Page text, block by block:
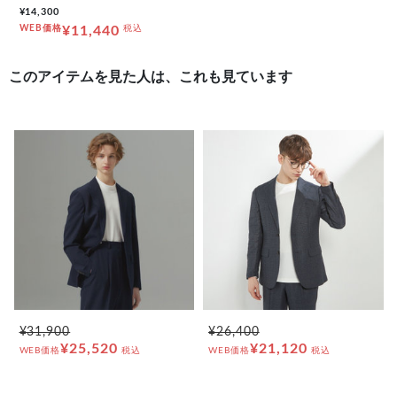
¥14,300
WEB価格¥11,440 税込
このアイテムを見た人は、これも見ています
¥31,900
WEB価格¥25,520 税込
¥26,400
WEB価格¥21,120 税込